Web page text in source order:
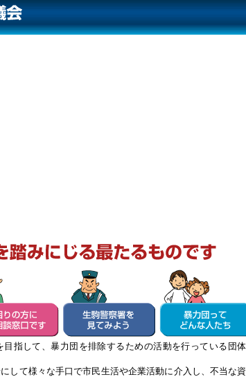
指して、暴力団を排除するための活動を行っている団
して様々な手口で市民生活や企業活動に介入し、不当な